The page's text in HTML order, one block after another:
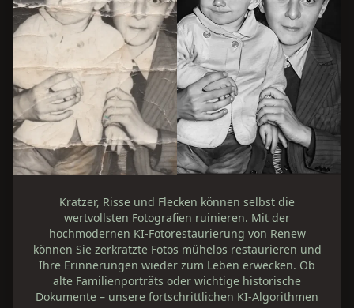
Kratzer, Risse und Flecken können selbst die
wertvollsten Fotografien ruinieren. Mit der
hochmodernen KI‑Fotorestaurierung von Renew
können Sie zerkratzte Fotos mühelos restaurieren und
Ihre Erinnerungen wieder zum Leben erwecken. Ob
alte Familienporträts oder wichtige historische
Dokumente – unsere fortschrittlichen KI‑Algorithmen